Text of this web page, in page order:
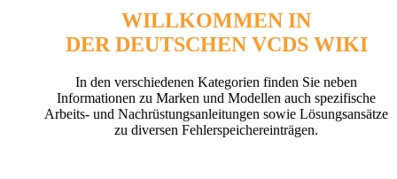
WILLKOMMEN IN
DER DEUTSCHEN VCDS WIKI
In den verschiedenen Kategorien finden Sie neben
Informationen zu Marken und Modellen auch spezifische
Arbeits- und Nachrüstungsanleitungen sowie Lösungsansätze
zu diversen Fehlerspeichereinträgen.